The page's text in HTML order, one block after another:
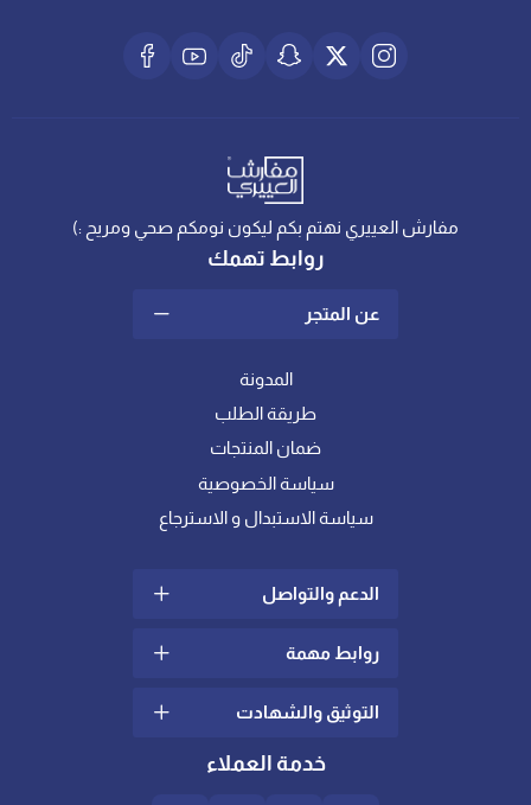
مفارش العييري نهتم بكم ليكون نومكم صحي ومريح :)
روابط تهمك
عن المتجر
المدونة
طريقة الطلب
ضمان المنتجات
سياسة الخصوصية
سياسة الاستبدال و الاسترجاع
الدعم والتواصل
سياسة الشحن والتوصيل
الدعم الفني
روابط مهمة
ما هو اللباد؟
كيف أختار خامة المفرش
المناسبة لي ؟
التوثيق والشهادت
شهادات عالمية في الجودة
خدمة العملاء